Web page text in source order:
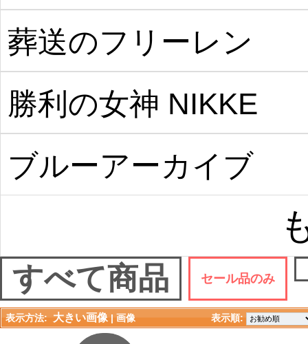
葬送のフリーレン
勝利の女神 NIKKE
ブルーアーカイブ
すべて商品 セール品のみ
表示方法: 大きい画像 | 画像 表示順: